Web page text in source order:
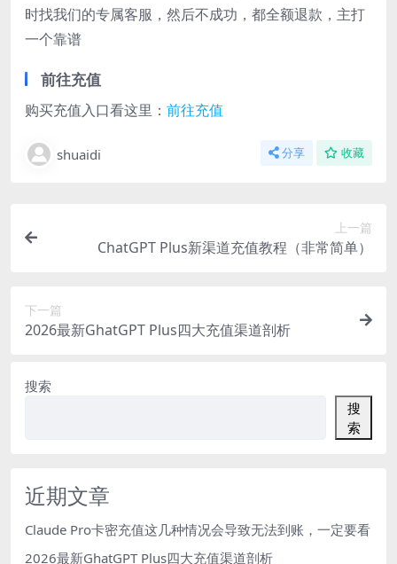
时找我们的专属客服，然后不成功，都全额退款，主打
一个靠谱
前往充值
购买充值入口看这里： 前往充值
shuaidi 分享 收藏
上一篇
ChatGPT Plus新渠道充值教程（非常简单）
下一篇
2026最新GhatGPT Plus四大充值渠道剖析
搜索
搜
索
近期文章
Claude Pro卡密充值这几种情况会导致无法到账，一定要看
2026最新GhatGPT Plus四大充值渠道剖析